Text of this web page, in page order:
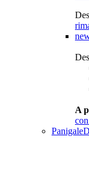
A
Panigale